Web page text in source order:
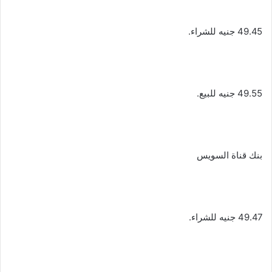
49.45 جنيه للشراء.
49.55 جنيه للبيع.
بنك قناة السويس
49.47 جنيه للشراء.